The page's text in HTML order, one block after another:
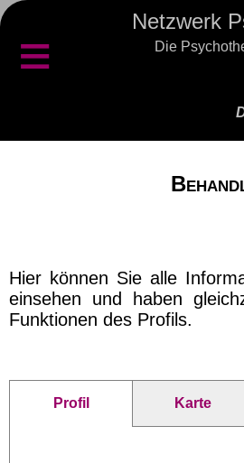
Netzwerk
Die
≡
Hier können Sie alle
einsehen und haben
Funktionen des Profils.
Profil Karte